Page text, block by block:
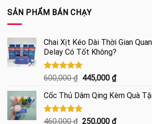
là:
550,000 ₫.
SẢN PHẨM BÁN CHẠY
Chai Xịt Kéo Dài Thời Gian
Delay Có Tốt Không?
Được xếp
4.85
5 sao
600,000₫ Giá
là:
600,000 ₫.
445,000 ₫Giá
tại
445,000 ₫.
Cốc Thủ Dâm Qing Kèm Quà
Được xếp
460,000₫ Giá
250,000 ₫Giá